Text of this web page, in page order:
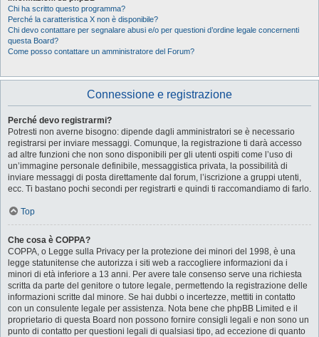
Chi ha scritto questo programma?
Perché la caratteristica X non è disponibile?
Chi devo contattare per segnalare abusi e/o per questioni d’ordine legale concernenti
questa Board?
Come posso contattare un amministratore del Forum?
Connessione e registrazione
Perché devo registrarmi?
Potresti non averne bisogno: dipende dagli amministratori se è necessario
registrarsi per inviare messaggi. Comunque, la registrazione ti darà accesso
ad altre funzioni che non sono disponibili per gli utenti ospiti come l’uso di
un’immagine personale definibile, messaggistica privata, la possibilità di
inviare messaggi di posta direttamente dal forum, l’iscrizione a gruppi utenti,
ecc. Ti bastano pochi secondi per registrarti e quindi ti raccomandiamo di farlo.
Top
Che cosa è COPPA?
COPPA, o Legge sulla Privacy per la protezione dei minori del 1998, è una
legge statunitense che autorizza i siti web a raccogliere informazioni da i
minori di età inferiore a 13 anni. Per avere tale consenso serve una richiesta
scritta da parte del genitore o tutore legale, permettendo la registrazione delle
informazioni scritte dal minore. Se hai dubbi o incertezze, mettiti in contatto
con un consulente legale per assistenza. Nota bene che phpBB Limited e il
proprietario di questa Board non possono fornire consigli legali e non sono un
punto di contatto per questioni legali di qualsiasi tipo, ad eccezione di quanto